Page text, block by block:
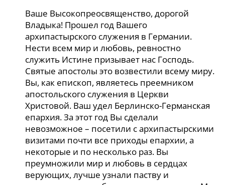
Ваше Высокопреосвященство, дорогой
Владыка! Прошел год Вашего
архипастырского служения в Германии.
Нести всем мир и любовь, ревностно
служить Истине призывает нас Господь.
Святые апостолы это возвестили всему миру.
Вы, как епископ, являетесь преемником
апостольского служения в Церкви
Христовой. Ваш удел Берлинско-Германская
епархия. За этот год Вы сделали
невозможное – посетили с архипастырскими
визитами почти все приходы епархии, а
некоторые и по несколько раз. Вы
преумножили мир и любовь в сердцах
верующих, лучше узнали паству и